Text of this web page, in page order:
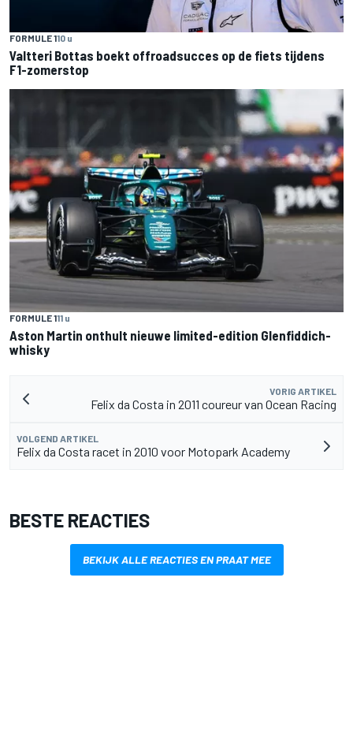
FORMULE 110 u
Valtteri Bottas boekt offroadsucces op de fiets tijdens
F1-zomerstop
FORMULE 111 u
Aston Martin onthult nieuwe limited-edition Glenfiddich-
whisky
VORIG ARTIKEL
Felix da Costa in 2011 coureur van Ocean Racing
VOLGEND ARTIKEL
Felix da Costa racet in 2010 voor Motopark Academy
BESTE REACTIES
BEKIJK ALLE REACTIES EN PRAAT MEE